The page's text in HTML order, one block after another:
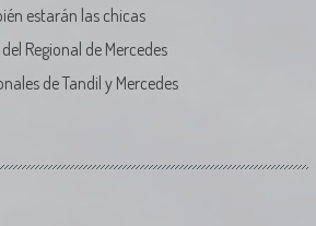
estarán las chicas
Regional de Mercedes
de Tandil y Mercedes